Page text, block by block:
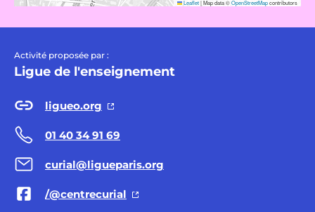
Leaflet|Map data ©OpenStreetMapcontributors
Activité proposée par :
Ligue de l'enseignement
ligueo.org
01 40 34 91 69
curial@ligueparis.org
/@centrecurial